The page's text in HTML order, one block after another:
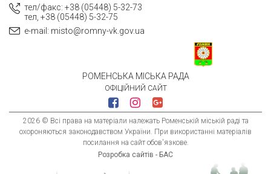
РОМЕНСЬКА МІСЬКА РАДА
ОФІЦІЙНИЙ САЙТ
2026 © Всі права на матеріали належать Роменській міській раді та
охороняються законодавством України. При використанні матеріалів
посилання на сайт обов'язкове.
Розробка сайтів - БАС
тел/факс: +38 (05448) 5-32-73
тел, +38 (05448) 5-32-75
e-mail: misto@romny-vk.gov.ua